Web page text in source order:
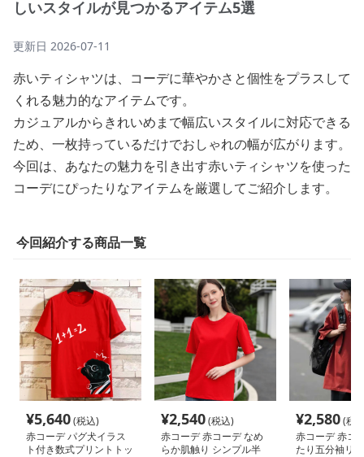
しいスタイルが見つかるアイテム5選
更新日 2026-07-11
赤いティシャツは、コーデに華やかさと個性をプラスして
くれる魅力的なアイテムです。
カジュアルからきれいめまで幅広いスタイルに対応できる
ため、一枚持っているだけでおしゃれの幅が広がります。
今回は、あなたの魅力を引き出す赤いティシャツを使った
コーデにぴったりなアイテムを厳選してご紹介します。
今回紹介する商品一覧
¥5,640(税込)
赤コーデ パグ犬イラス
ト付き数式プリントトッ
¥2,540(税込)
赤コーデ 赤コーデ なめ
らか肌触り シンプル半
¥2,580(税
赤コーデ 赤コ
たり五分袖リ